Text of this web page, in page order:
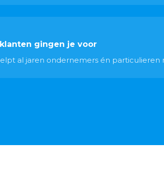
gingen je voor
al jaren ondernemers én particulieren